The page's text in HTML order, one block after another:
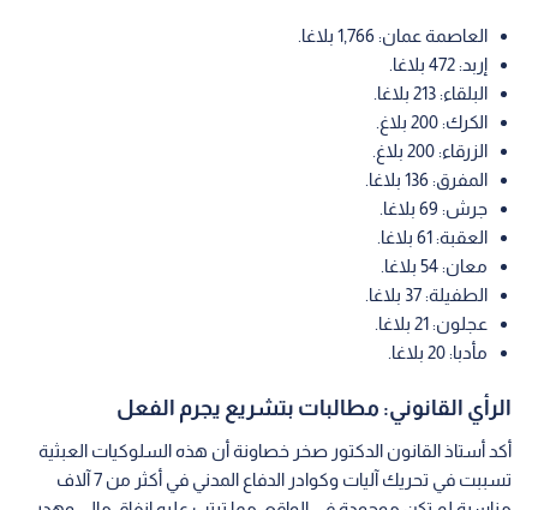
العاصمة عمان: 1,766 بلاغا.
إربد: 472 بلاغا.
البلقاء: 213 بلاغا.
الكرك: 200 بلاغ.
الزرقاء: 200 بلاغ.
المفرق: 136 بلاغا.
جرش: 69 بلاغا.
العقبة: 61 بلاغا.
معان: 54 بلاغا.
الطفيلة: 37 بلاغا.
عجلون: 21 بلاغا.
مأدبا: 20 بلاغا.
الرأي القانوني: مطالبات بتشريع يجرم الفعل
أكد أستاذ القانون الدكتور صخر خصاونة أن هذه السلوكيات العبثية
تسببت في تحريك آليات وكوادر الدفاع المدني في أكثر من 7 آلاف